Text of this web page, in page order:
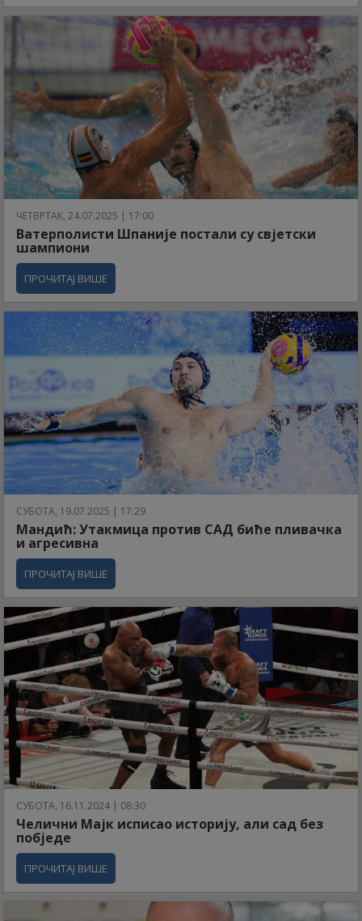
ЧЕТВРТАК, 24.07.2025 | 17:00
Ватерполисти Шпаније постали су свјетски
шампиони
ПРОЧИТАЈ ВИШЕ
СУБОТА, 19.07.2025 | 17:29
Мандић: Утакмица против САД биће пливачка
и агресивна
ПРОЧИТАЈ ВИШЕ
СУБОТА, 16.11.2024 | 08:30
Челични Мајк исписао историју, али сад без
побједе
ПРОЧИТАЈ ВИШЕ